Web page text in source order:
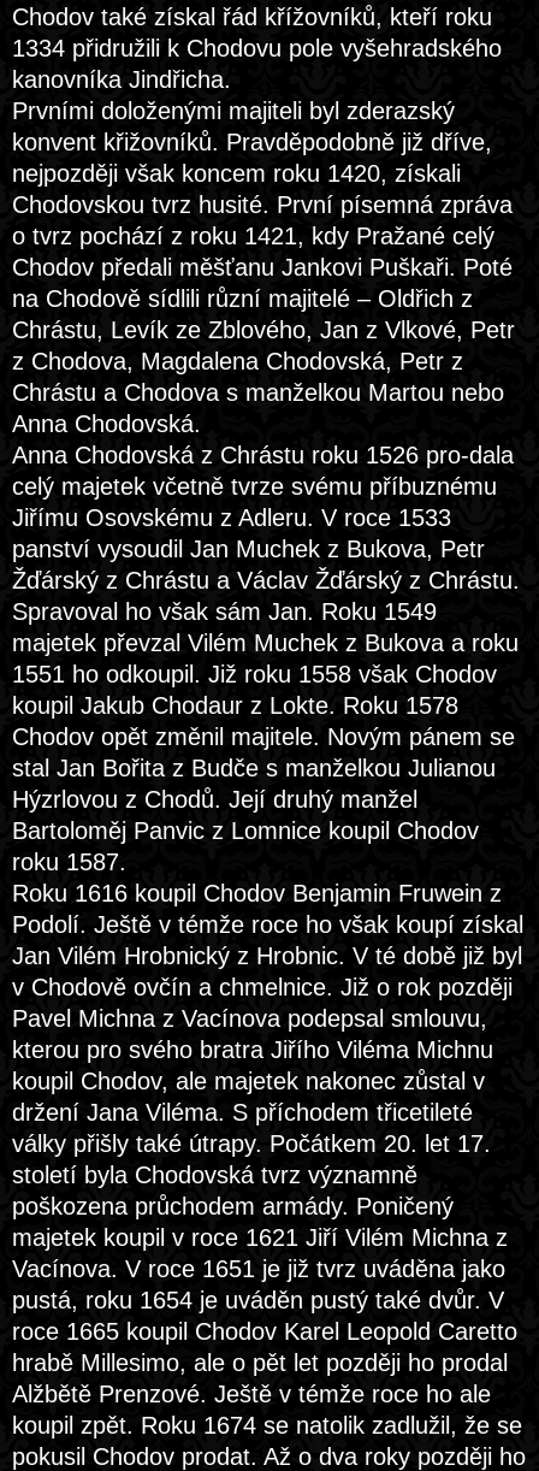
Chodov také získal řád křížovníků, kteří roku
1334 přidružili k Chodovu pole vyšehradského
kanovníka Jindřicha.
Prvními doloženými majiteli byl zderazský
konvent křižovníků. Pravděpodobně již dříve,
nejpozději však koncem roku 1420, získali
Chodovskou tvrz husité. První písemná zpráva
o tvrz pochází z roku 1421, kdy Pražané celý
Chodov předali měšťanu Jankovi Puškaři. Poté
na Chodově sídlili různí majitelé – Oldřich z
Chrástu, Levík ze Zblového, Jan z Vlkové, Petr
z Chodova, Magdalena Chodovská, Petr z
Chrástu a Chodova s manželkou Martou nebo
Anna Chodovská.
Anna Chodovská z Chrástu roku 1526 pro-dala
celý majetek včetně tvrze svému příbuznému
Jiřímu Osovskému z Adleru. V roce 1533
panství vysoudil Jan Muchek z Bukova, Petr
Žďárský z Chrástu a Václav Žďárský z Chrástu.
Spravoval ho však sám Jan. Roku 1549
majetek převzal Vilém Muchek z Bukova a roku
1551 ho odkoupil. Již roku 1558 však Chodov
koupil Jakub Chodaur z Lokte. Roku 1578
Chodov opět změnil majitele. Novým pánem se
stal Jan Bořita z Budče s manželkou Julianou
Hýzrlovou z Chodů. Její druhý manžel
Bartoloměj Panvic z Lomnice koupil Chodov
roku 1587.
Roku 1616 koupil Chodov Benjamin Fruwein z
Podolí. Ještě v témže roce ho však koupí získal
Jan Vilém Hrobnický z Hrobnic. V té době již byl
v Chodově ovčín a chmelnice. Již o rok později
Pavel Michna z Vacínova podepsal smlouvu,
kterou pro svého bratra Jiřího Viléma Michnu
koupil Chodov, ale majetek nakonec zůstal v
držení Jana Viléma. S příchodem třicetileté
války přišly také útrapy. Počátkem 20. let 17.
století byla Chodovská tvrz významně
poškozena průchodem armády. Poničený
majetek koupil v roce 1621 Jiří Vilém Michna z
Vacínova. V roce 1651 je již tvrz uváděna jako
pustá, roku 1654 je uváděn pustý také dvůr. V
roce 1665 koupil Chodov Karel Leopold Caretto
hrabě Millesimo, ale o pět let později ho prodal
Alžbětě Prenzové. Ještě v témže roce ho ale
koupil zpět. Roku 1674 se natolik zadlužil, že se
pokusil Chodov prodat. Až o dva roky později ho